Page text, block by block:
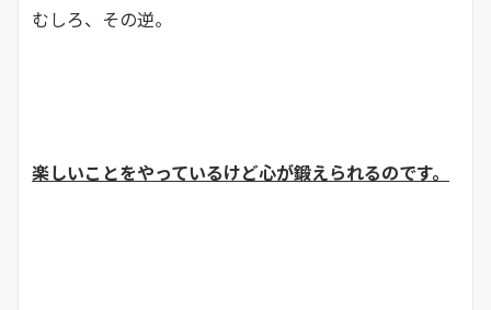
むしろ、その逆。
楽しいことをやっているけど心が鍛えられるのです。